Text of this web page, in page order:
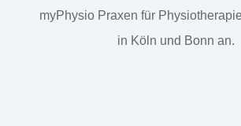
myPhysio Praxen für
in Köln und Bonn an.